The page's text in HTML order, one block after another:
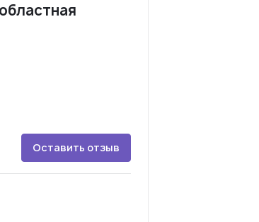
Оставить отзыв